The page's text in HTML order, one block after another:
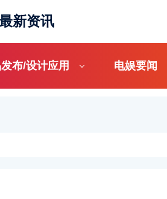
新资讯
布/设计应用 电娱要闻